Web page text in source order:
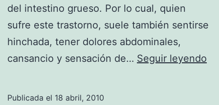
del intestino grueso. Por lo cual, quien
sufre este trastorno, suele también sentirse
hinchada, tener dolores abdominales,
cansancio y sensación de… Seguir leyendo
Publicada el 18 abril, 2010